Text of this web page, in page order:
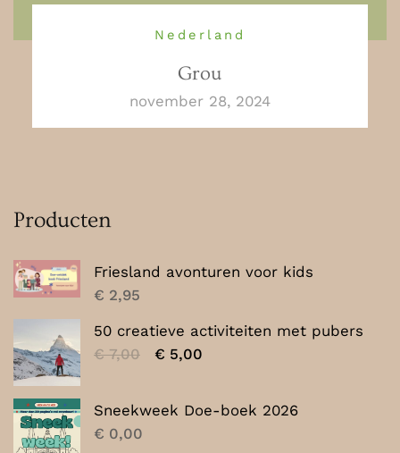
Nederland
Grou
november 28, 2024
Producten
Friesland avonturen voor kids
€ 2,95
50 creatieve activiteiten met pubers
€7,00
Oorspronkelijke
€ 7,00.
€ 5,00
€ 5,00.
Sneekweek Doe-boek 2026
€ 0,00